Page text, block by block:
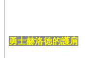
勇士赫洛德的護肩